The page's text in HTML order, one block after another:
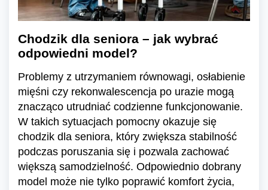
Chodzik dla seniora – jak wybrać
odpowiedni model?
Problemy z utrzymaniem równowagi, osłabienie
mięśni czy rekonwalescencja po urazie mogą
znacząco utrudniać codzienne funkcjonowanie.
W takich sytuacjach pomocny okazuje się
chodzik dla seniora, który zwiększa stabilność
podczas poruszania się i pozwala zachować
większą samodzielność. Odpowiednio dobrany
model może nie tylko poprawić komfort życia,